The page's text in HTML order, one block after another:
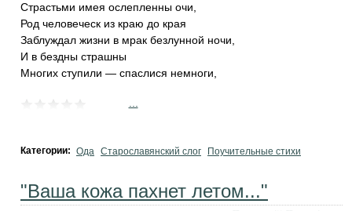
‎Страстьми имея ослепленны очи,
Род человеческ из краю до края
‎Заблуждал жизни в мрак безлунной ночи,
И в бездны страшны
Многих ступили — спаслися немноги,
Категории: Ода Старославянский слог Поучительные стихи
"Ваша кожа пахнет летом..."